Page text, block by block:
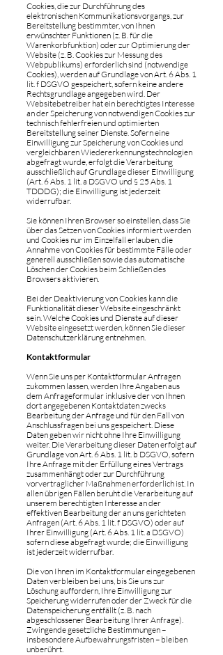
Cookies, die zur Durchführung des
elektronischen Kommunikationsvorgangs, zur
Bereitstellung bestimmter, von Ihnen
erwünschter Funktionen (z. B. für die
Warenkorbfunktion) oder zur Optimierung der
Website (z. B. Cookies zur Messung des
Webpublikums) erforderlich sind (notwendige
Cookies), werden auf Grundlage von Art. 6 Abs. 1
lit. f DSGVO gespeichert, sofern keine andere
Rechtsgrundlage angegeben wird. Der
Websitebetreiber hat ein berechtigtes Interesse
an der Speicherung von notwendigen Cookies zur
technisch fehlerfreien und optimierten
Bereitstellung seiner Dienste. Sofern eine
Einwilligung zur Speicherung von Cookies und
vergleichbaren Wiedererkennungstechnologien
abgefragt wurde, erfolgt die Verarbeitung
ausschließlich auf Grundlage dieser Einwilligung
(Art. 6 Abs. 1 lit. a DSGVO und § 25 Abs. 1
TDDDG); die Einwilligung ist jederzeit
widerrufbar.
Sie können Ihren Browser so einstellen, dass Sie
über das Setzen von Cookies informiert werden
und Cookies nur im Einzelfall erlauben, die
Annahme von Cookies für bestimmte Fälle oder
generell ausschließen sowie das automatische
Löschen der Cookies beim Schließen des
Browsers aktivieren.
Bei der Deaktivierung von Cookies kann die
Funktionalität dieser Website eingeschränkt
sein. Welche Cookies und Dienste auf dieser
Website eingesetzt werden, können Sie dieser
Datenschutzerklärung entnehmen.
Kontaktformular
Wenn Sie uns per Kontaktformular Anfragen
zukommen lassen, werden Ihre Angaben aus
dem Anfrageformular inklusive der von Ihnen
dort angegebenen Kontaktdaten zwecks
Bearbeitung der Anfrage und für den Fall von
Anschlussfragen bei uns gespeichert. Diese
Daten geben wir nicht ohne Ihre Einwilligung
weiter. Die Verarbeitung dieser Daten erfolgt auf
Grundlage von Art. 6 Abs. 1 lit. b DSGVO, sofern
Ihre Anfrage mit der Erfüllung eines Vertrags
zusammenhängt oder zur Durchführung
vorvertraglicher Maßnahmen erforderlich ist. In
allen übrigen Fällen beruht die Verarbeitung auf
unserem berechtigten Interesse an der
effektiven Bearbeitung der an uns gerichteten
Anfragen (Art. 6 Abs. 1 lit. f DSGVO) oder auf
Ihrer Einwilligung (Art. 6 Abs. 1 lit. a DSGVO)
sofern diese abgefragt wurde; die Einwilligung
ist jederzeit widerrufbar.
Die von Ihnen im Kontaktformular eingegebenen
Daten verbleiben bei uns, bis Sie uns zur
Löschung auffordern, Ihre Einwilligung zur
Speicherung widerrufen oder der Zweck für die
Datenspeicherung entfällt (z. B. nach
abgeschlossener Bearbeitung Ihrer Anfrage).
Zwingende gesetzliche Bestimmungen –
insbesondere Aufbewahrungsfristen – bleiben
unberührt.